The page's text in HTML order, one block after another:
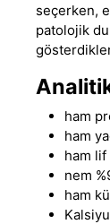
seçerken,
patolojik
ham
ham
ham lif
nem
ham